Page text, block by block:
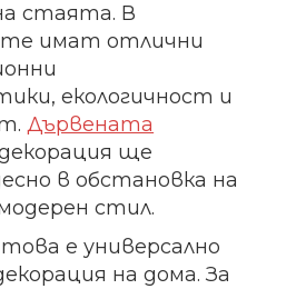
стаята. В
те имат отлични
екологичност и
Дървената
ще
в обстановка на
стил.
е универсално
на дома. За